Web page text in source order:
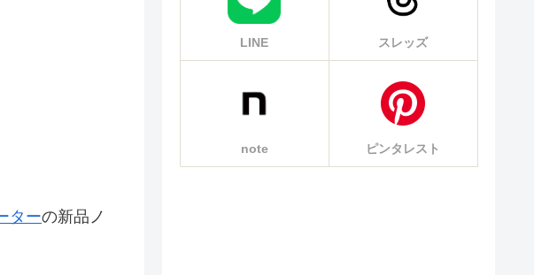
ターの新品ノ
LINE スレッズ
note ピンタレスト